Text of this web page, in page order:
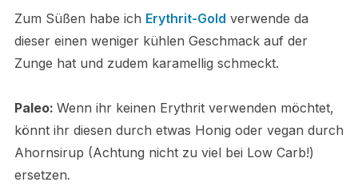
Zum Süßen habe ich Erythrit-Gold verwende da
dieser einen weniger kühlen Geschmack auf der
Zunge hat und zudem karamellig schmeckt.
Paleo: Wenn ihr keinen Erythrit verwenden möchtet,
könnt ihr diesen durch etwas Honig oder vegan durch
Ahornsirup (Achtung nicht zu viel bei Low Carb!)
ersetzen.